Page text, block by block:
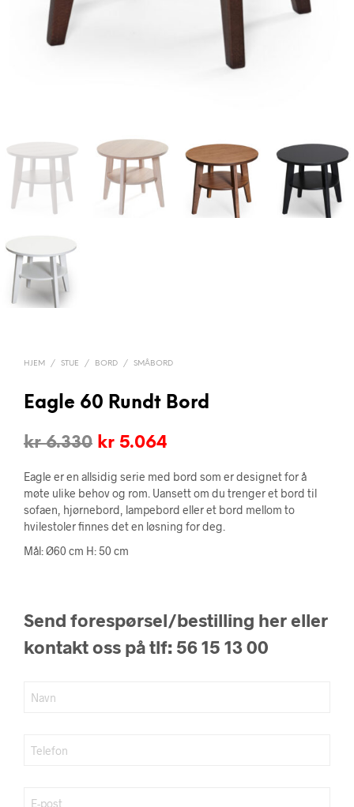
HJEM / STUE / BORD / SMÅBORD
Eagle 60 Rundt Bord
kr6.330 Opprinnelig
pris
var:
kr 6.330.
kr 5.064
pris
er:
kr 5.064.
Eagle er en allsidig serie med bord som er designet for å
møte ulike behov og rom. Uansett om du trenger et bord til
sofaen, hjørnebord, lampebord eller et bord mellom to
hvilestoler finnes det en løsning for deg.
Mål: Ø60 cm H: 50 cm
Send forespørsel/bestilling her eller
kontakt oss på tlf: 56 15 13 00